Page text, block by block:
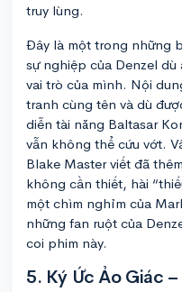
truy lùng.
Đây là một trong những
sự nghiệp của Denzel
vai trò của mình. Nội
tranh cùng tên và dù
diễn tài năng Baltasar
vẫn không thể cứu vớt.
Blake Master viết đã
không cần thiết, hài
một chìm nghỉm của
những fan ruột của
coi phim này.
5. Ký Ức Ảo Giác